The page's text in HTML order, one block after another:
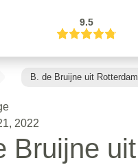
9.5
B. de Bruijne uit Rotterdam
2022
Bruijne uit